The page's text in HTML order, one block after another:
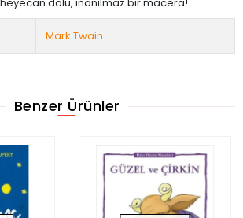
Mark Twain
Benzer Ürünler